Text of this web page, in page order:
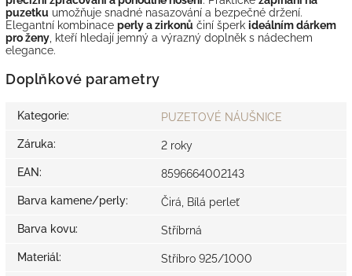
puzetku umožňuje snadné nasazování a bezpečné držení.
Elegantní kombinace perly a zirkonů činí šperk ideálním dárkem
pro ženy , kteří hledají jemný a výrazný doplněk s nádechem
elegance.
Doplňkové parametry
Kategorie: PUZETOVÉ NÁUŠNICE
Záruka: 2 roky
EAN: 8596664002143
Barva kamene/perly: Čirá, Bílá perleť
Barva kovu: Stříbrná
Materiál: Stříbro 925/1000